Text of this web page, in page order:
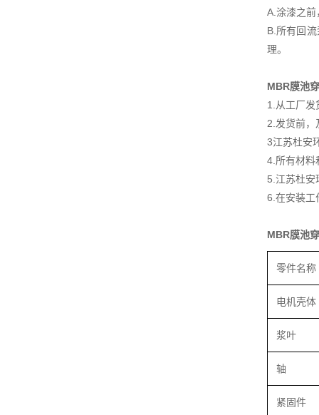
A.涂漆之
B.所有回
理。
MBR膜池
1.从工厂发
2.发货前，
3江苏杜安
4.所有材料
5.江苏杜安
6.在安装工
MBR膜池
零件名称
电机壳体
浆叶
轴
紧固件